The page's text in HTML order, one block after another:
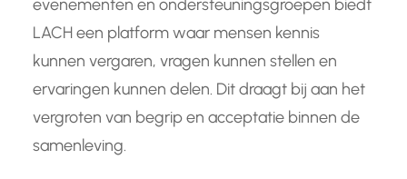
evenementen en ondersteuningsgroepen biedt
LACH een platform waar mensen kennis
kunnen vergaren, vragen kunnen stellen en
ervaringen kunnen delen. Dit draagt bij aan het
vergroten van begrip en acceptatie binnen de
samenleving.